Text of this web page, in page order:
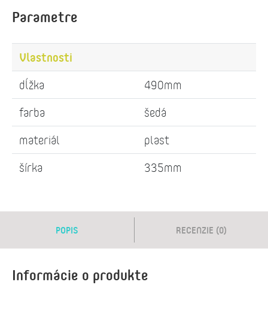
Parametre
Vlastnosti
dĺžka
490mm
farba
šedá
materiál
plast
šírka
335mm
POPIS RECENZIE (0)
Informácie o produkte